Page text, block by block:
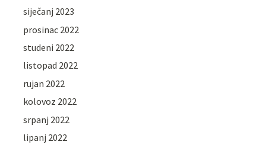
siječanj 2023
prosinac 2022
studeni 2022
listopad 2022
rujan 2022
kolovoz 2022
srpanj 2022
lipanj 2022